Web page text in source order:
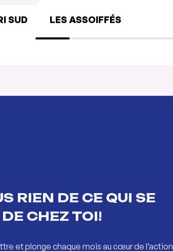
SUD LES ASSOIFFÉS
RIEN DE CE QUI SE
CHEZ TOI!
et plonge chaque mois au cœur de l’action